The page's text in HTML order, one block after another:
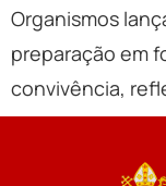
Organismos
preparação em
convivência,